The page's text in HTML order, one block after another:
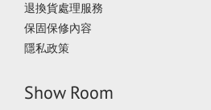
退換貨處理服務
保固保修內容
隱私政策
Show Room